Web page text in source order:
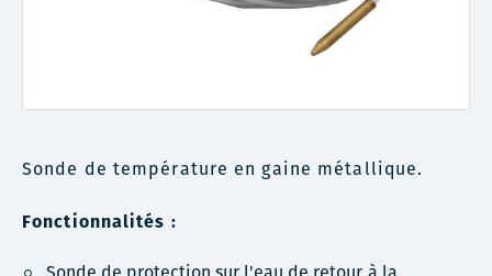
Sonde de température en gaine métallique.
Fonctionnalités :